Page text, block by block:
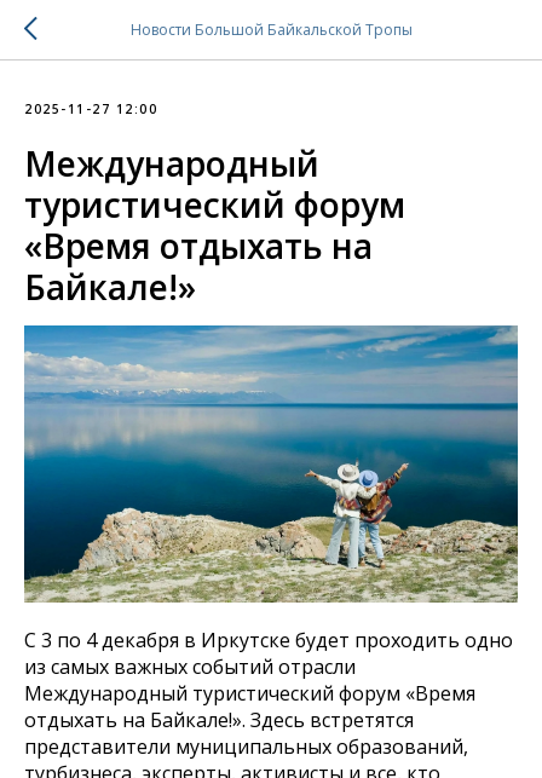
Новости Большой Байкальской Тропы
2025-11-27 12:00
Международный
туристический форум
«Время отдыхать на
Байкале!»
С 3 по 4 декабря в Иркутске будет проходить одно
из самых важных событий отрасли
Международный туристический форум «Время
отдыхать на Байкале!». Здесь встретятся
представители муниципальных образований,
турбизнеса, эксперты, активисты и все, кто